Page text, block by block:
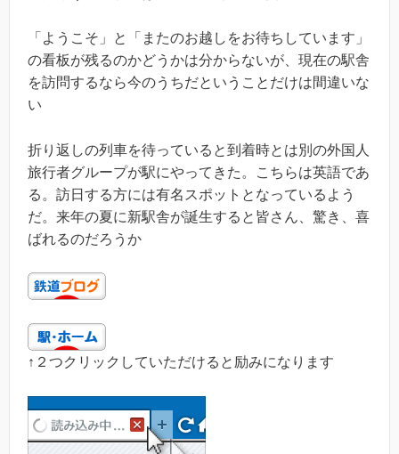
「ようこそ」と「またのお越しをお待ちしています」
の看板が残るのかどうかは分からないが、現在の駅舎
を訪問するなら今のうちだということだけは間違いな
い
折り返しの列車を待っていると到着時とは別の外国人
旅行者グループが駅にやってきた。こちらは英語であ
る。訪日する方には有名スポットとなっているよう
だ。来年の夏に新駅舎が誕生すると皆さん、驚き、喜
ばれるのだろうか
↑２つクリックしていただけると励みになります